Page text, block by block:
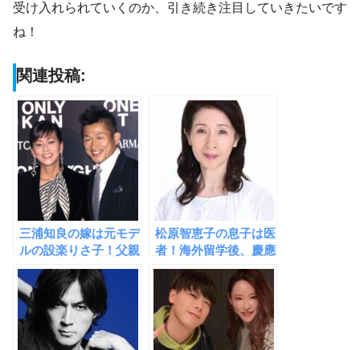
受け入れられていくのか、引き続き注目していきたいです
ね！
関連投稿:
三浦知良の嫁は元モデ
ルの設楽りさ子！父親
の経歴がハンパない華
麗なる一族！
松原智恵子の息子は医
者！海外留学後、慶應
大学を卒業するほどの
秀才だった！